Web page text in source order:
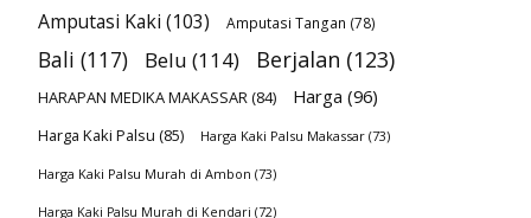
Amputasi Kaki (103) Amputasi Tangan (78)
Bali (117) Belu (114) Berjalan (123)
HARAPAN MEDIKA MAKASSAR (84) Harga (96)
Harga Kaki Palsu (85) Harga Kaki Palsu Makassar (73)
Harga Kaki Palsu Murah di Ambon (73)
Harga Kaki Palsu Murah di Kendari (72)